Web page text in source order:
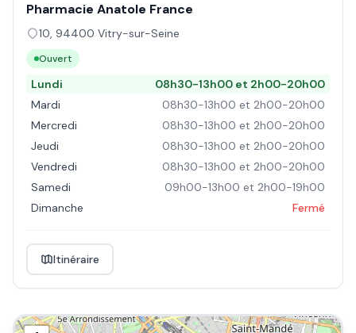
Pharmacie Anatole France
10, 94400 Vitry-sur-Seine
Ouvert
Lundi
08h30-13h00 et 2h00-20h00
Mardi
08h30-13h00 et 2h00-20h00
Mercredi
08h30-13h00 et 2h00-20h00
Jeudi
08h30-13h00 et 2h00-20h00
Vendredi
08h30-13h00 et 2h00-20h00
Samedi
09h00-13h00 et 2h00-19h00
Dimanche
Fermé
Itinéraire